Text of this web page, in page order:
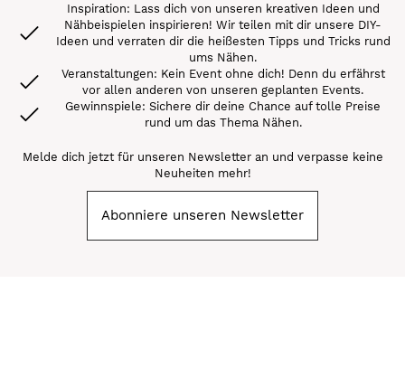
Inspiration: Lass dich von unseren kreativen Ideen und
Nähbeispielen inspirieren! Wir teilen mit dir unsere DIY-
Ideen und verraten dir die heißesten Tipps und Tricks rund
ums Nähen.
Veranstaltungen: Kein Event ohne dich! Denn du erfährst
vor allen anderen von unseren geplanten Events.
Gewinnspiele: Sichere dir deine Chance auf tolle Preise
rund um das Thema Nähen.
Melde dich jetzt für unseren Newsletter an und verpasse keine
Neuheiten mehr!
Abonniere unseren Newsletter